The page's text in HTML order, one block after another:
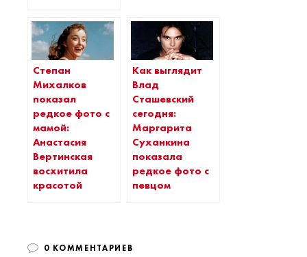
Степан
Михалков
показал
редкое фото с
мамой:
Анастасия
Вертинская
восхитила
красотой
Как выглядит
Влад
Сташевский
сегодня:
Маргарита
Суханкина
показала
редкое фото с
певцом
0 КОММЕНТАРИЕВ